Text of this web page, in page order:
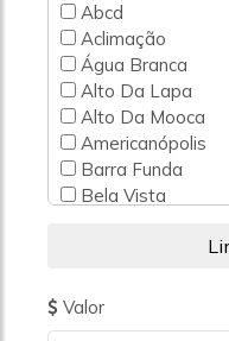
Abcd
Aclimação
Água Branca
Alto Da Lapa
Alto Da Mooca
Americanópolis
Barra Funda
Bela Vista
Brás
Brooklin Novo
Valor